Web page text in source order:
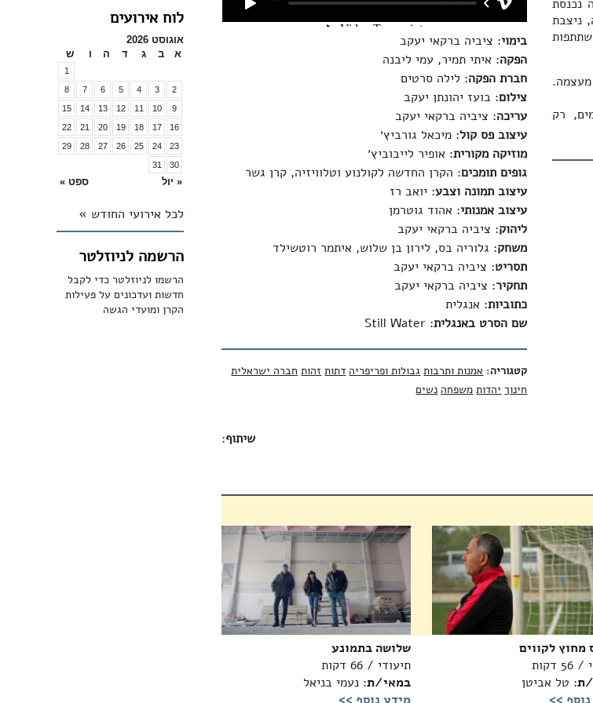
לוח אירועים
אוגוסט 2026
א
ב ג ד ה ו ש
1
2
3
4
5
6
7
8
9
10
11
12
13
14
15
16
17
18
19
20
21
22
23
24
25
26
27
28
29
30
31
« יול ספט »
לכל אירועי החודש »
הרשמה לניוזלטר
הרשמו לניוזלטר כדי לקבל
חדשות ועדכונים על פעילות
הקרן ומועדי הגשה
נכנסת
ניצבת
רק
בימוי: ציביה ברקאי יעקב
הפקה: איתי תמיר, עמי ליבנה
חברת הפקה: לילה סרטים
צילום: בועז יהונתן יעקב
עריכה: ציביה ברקאי יעקב
עיצוב פס קול: מיכאל גורביץ׳
מוזיקה מקורית: אופיר לייבוביץ׳
גופים תומכים: הקרן החדשה לקולנוע וטלוויזיה, קרן גשר
עיצוב תמונה וצבע: יואב רז
עיצוב אמנותי: אהוד גוטרמן
ליהוק: ציביה ברקאי יעקב
משחק: גלוריה בס, לירון בן שלוש, איתמר רוטשילד
תסריט: ציביה ברקאי יעקב
תחקיר: ציביה ברקאי יעקב
כתוביות: אנגלית
שם הסרט באנגלית:
Still Water
קטגוריה: אמנות ותרבות גבולות ופריפריה דתות זהות חברה ישראלית
חינוך יהדות משפחה נשים
שיתוף:
שלושה בתמונע
תיעודי / 66 דקות
במאי/ת: נעמי בניאל
מחוץ לקווים
ת: טל אביטן